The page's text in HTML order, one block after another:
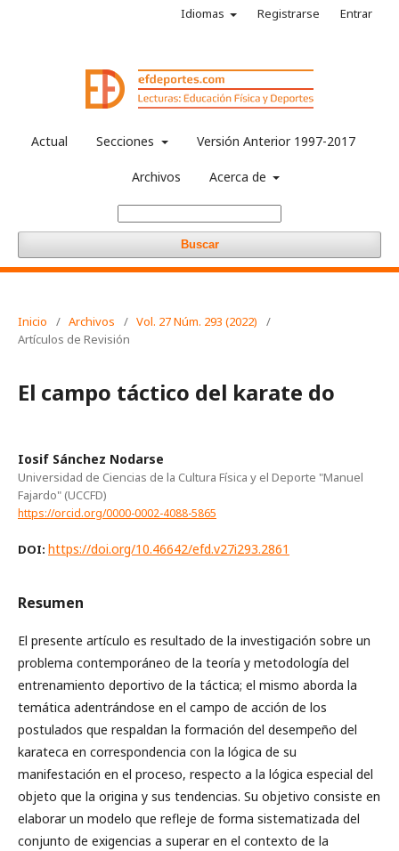
Actual Secciones Versión Anterior 1997-2017
Archivos Acerca de
Buscar
Idiomas Registrarse Entrar
Inicio / Archivos / Vol. 27 Núm. 293 (2022)
/
Artículos de Revisión
El campo táctico del karate do
Iosif Sánchez Nodarse
Universidad de Ciencias de la Cultura Física y el Deporte "Manuel
Fajardo" (UCCFD)
https://orcid.org/0000-0002-4088-5865
DOI: https://doi.org/10.46642/efd.v27i293.2861
Resumen
El presente artículo es resultado de la investigación sobre un
problema contemporáneo de la teoría y metodología del
entrenamiento deportivo de la táctica; el mismo aborda la
temática adentrándose en el campo de acción de los
postulados que respaldan la formación del desempeño del
karateca en correspondencia con la lógica de su
manifestación en el proceso, respecto a la lógica especial del
objeto que la origina y sus tendencias. Su objetivo consiste en
elaborar un modelo que refleje de forma sistematizada del
conjunto de exigencias a superar en el contexto de la